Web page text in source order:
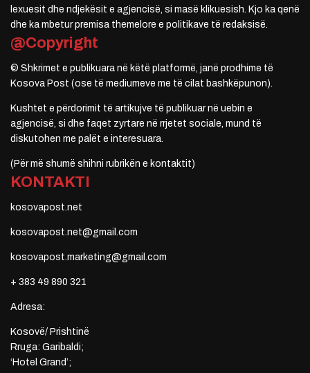
lexuesit dhe ndjekësit e agjencisë, si masë klikuesish. Kjo ka qenë
dhe ka mbetur premisa themelore e politikave të redaksisë.
@Copyright
© Shkrimet e publikuara në këtë platformë, janë prodhime të
Kosova Post (ose të mediumeve me të cilat bashkëpunon).
Kushtet e përdorimit të artikujve të publikuar në uebin e
agjencisë, si dhe faqet zyrtare në rrjetet sociale, mund të
diskutohen me palët e interesuara.
(Për më shumë shihni rubrikën e kontaktit)
KONTAKTI
kosovapost.net
kosovapost.net@gmail.com
kosovapost.marketing@gmail.com
+ 383 49 890 321
Adresa:
Kosovë/ Prishtinë
Rruga: Garibaldi;
‘Hotel Grand’;